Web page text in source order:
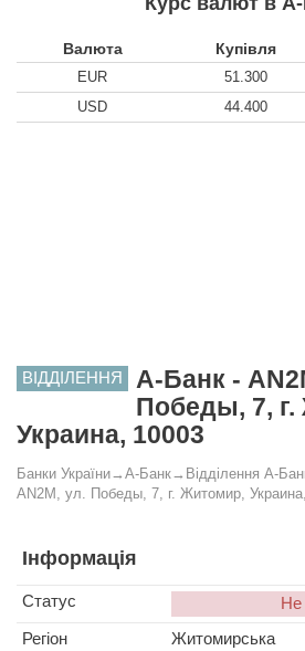
Валюта Купівля
EUR 51.300
USD
44.400
ВІДДІЛЕННЯ
А-Банк -
Победы, 7,
Украина, 10003
Банки України→ А-Банк→ Відділення А-
AN2M, ул. Победы, 7, г. Житомир,
Інформація
Статус
Не
Регіон
Житомирська